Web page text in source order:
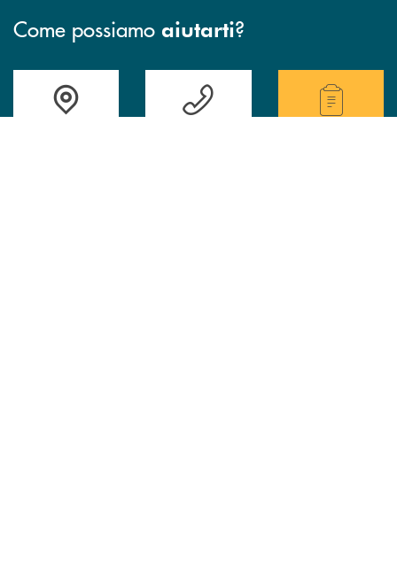
Come possiamo aiutarti?
Accedi all' elenco completo delle filiali della Bcc.
Hai bisogno di assistenza immediata?
Hai bisogno di